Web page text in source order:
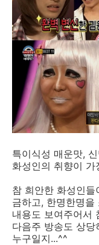
특이식성 매운맛,
화성인의 취향이
참 희안한 화성인
금하고, 한명한명을
내용도 보여주어서
다음주 방송도 상
누구일지...^^